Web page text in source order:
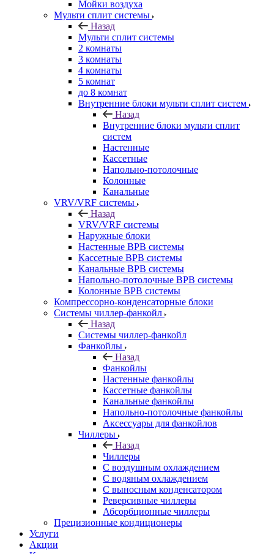
Мойки воздуха
Мульти сплит системы
Назад
Мульти сплит системы
2 комнаты
3 комнаты
4 комнаты
5 комнат
до 8 комнат
Внутренние блоки мульти сплит систем
Назад
Внутренние блоки мульти сплит
систем
Настенные
Кассетные
Напольно-потолочные
Колонные
Канальные
VRV/VRF системы
Назад
VRV/VRF системы
Наружные блоки
Настенные ВРВ системы
Кассетные ВРВ системы
Канальные ВРВ системы
Напольно-потолочные ВРВ системы
Колонные ВРВ системы
Компрессорно-конденсаторные блоки
Системы чиллер-фанкойл
Назад
Системы чиллер-фанкойл
Фанкойлы
Назад
Фанкойлы
Настенные фанкойлы
Кассетные фанкойлы
Канальные фанкойлы
Напольно-потолочные фанкойлы
Аксессуары для фанкойлов
Чиллеры
Назад
Чиллеры
С воздушным охлаждением
С водяным охлаждением
С выносным конденсатором
Реверсивные чиллеры
Абсорбционные чиллеры
Прецизионные кондиционеры
Услуги
Акции